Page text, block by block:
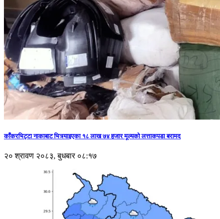
काँकरभिट्टा नाकाबाट भित्र्याइएका १८ लाख ७४ हजार मूल्यकाे लत्ताकपडा बरामद
२० श्रावण २०८३, बुधबार ०८:१७